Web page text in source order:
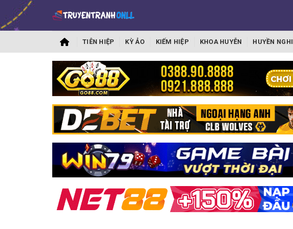
TIÊN HIỆP KỲ ẢO KIẾM HIỆP KHOA HUYỄN HUYỀN NGHI